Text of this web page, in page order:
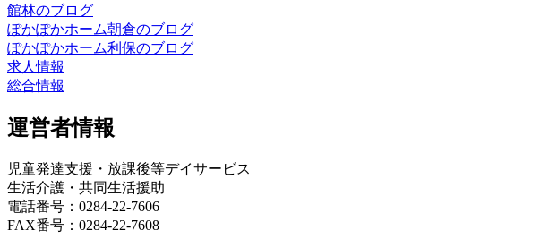
館林のブログ
ぽかぽかホーム朝倉のブログ
ぽかぽかホーム利保のブログ
求人情報
総合情報
運営者情報
児童発達支援・放課後等デイサービス
生活介護・共同生活援助
電話番号：0284-22-7606
FAX番号：0284-22-7608